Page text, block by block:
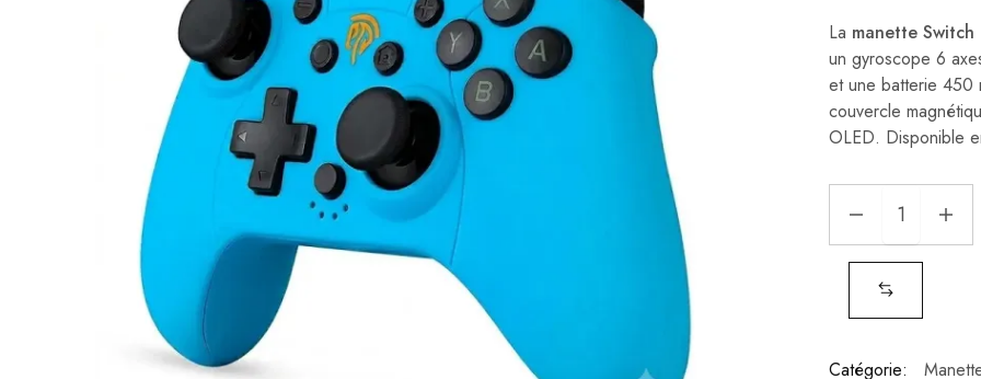
Audio et Vidéo
Clavier / Souris
Montres
Manette et controller
Boitier gamer
Accessoires informatiques
Système de securité
Blog
La manette Switch
un gyroscope 6
et une batterie 450
couvercle
OLED. Disponible
Catégorie: